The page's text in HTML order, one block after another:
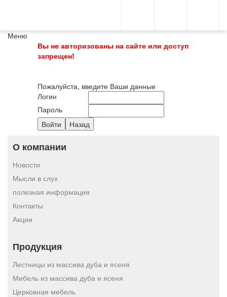
Меню
Вы не авторизованы на сайте или доступ
запрещен!
Пожалуйста, введите Ваши данные
Логин
Пароль
О компании
Новости
Мысли в слух
полезная информация
Контакты
Акции
Продукция
Лестницы из массива дуба и ясеня
Мебель из массива дуба и ясеня
Церковная мебель